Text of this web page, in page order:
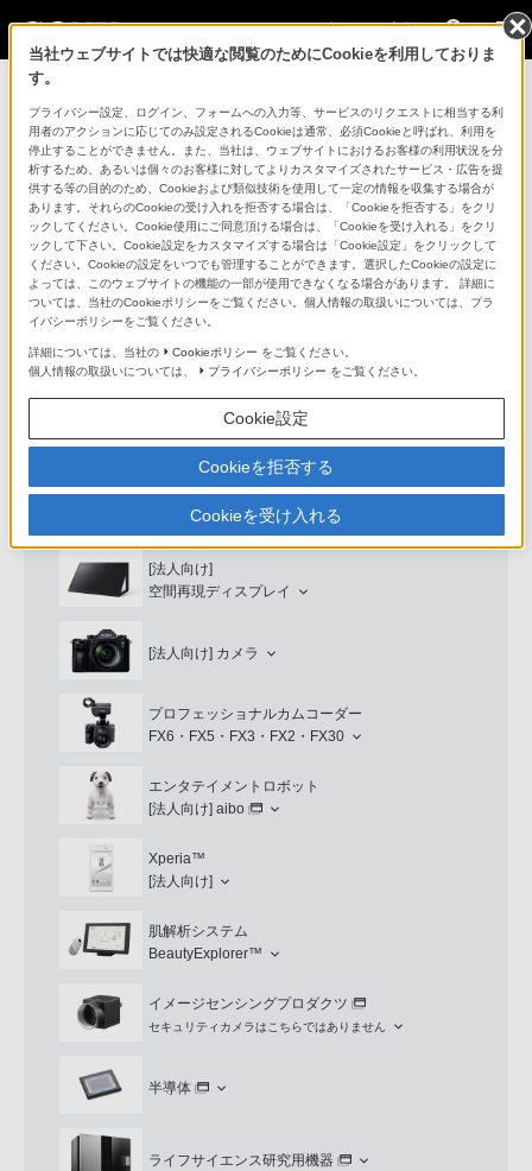
法人のお客様
コンスーマー製品に関するお問い合わせ
製品に関する重要なお知らせ
プロフェッショナル／業務用製品に関
するサポート・お問い合わせ
専用窓口のある業務用商品に関するお問い合わせ
以下の製品・サービスは専用窓口がございます。対象の
アイコンをクリックしてリンク先の窓口よりお問い合わ
業務用ディスプレイ・テレビ
[法人向け]ブラビア
[法人向け]
空間再現ディスプレイ
[法人向け] カメラ
プロフェッショナルカムコーダー
FX6・FX5・FX3・FX2・FX30
エンタテイメントロボット
[法人向け] aibo
Xperia™
[法人向け]
肌解析システム
BeautyExplorer™
イメージセンシングプロダクツ
セキュリティカメラはこちらではありません
半導体
ライフサイエンス研究用機器
当社ウェブサイトでは快適な閲覧のためにCookieを利用しておりま
す。
プライバシー設定、ログイン、フォームへの入力等、サービスのリクエストに相当する利
用者のアクションに応じてのみ設定されるCookieは通常、必須Cookieと呼ばれ、利用を
停止することができません。また、当社は、ウェブサイトにおけるお客様の利用状況を分
析するため、あるいは個々のお客様に対してよりカスタマイズされたサービス・広告を提
供する等の目的のため、Cookieおよび類似技術を使用して一定の情報を収集する場合が
あります。それらのCookieの受け入れを拒否する場合は、「Cookieを拒否する」をクリ
ックしてください。Cookie使用にご同意頂ける場合は、「Cookieを受け入れる」をクリ
ックして下さい。Cookie設定をカスタマイズする場合は「Cookie設定」をクリックして
ください。Cookieの設定をいつでも管理することができます。選択したCookieの設定に
よっては、このウェブサイトの機能の一部が使用できなくなる場合があります。 詳細に
ついては、当社のCookieポリシーをご覧ください。個人情報の取扱いについては、プラ
イバシーポリシーをご覧ください。
詳細については、当社の Cookieポリシー をご覧ください。
個人情報の取扱いについては、
プライバシーポリシー をご覧ください。
Cookie設定
Cookieを拒否する
Cookieを受け入れる